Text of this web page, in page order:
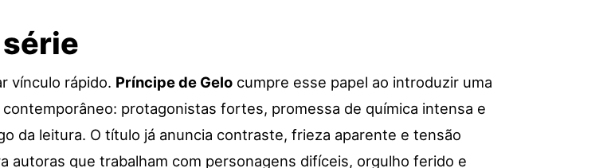
vínculo rápido. Príncipe de Gelo cumpre esse papel ao introduzir uma
protagonistas fortes, promessa de química intensa e
da leitura. O título já anuncia contraste, frieza aparente e tensão
que trabalham com personagens difíceis, orgulho ferido e